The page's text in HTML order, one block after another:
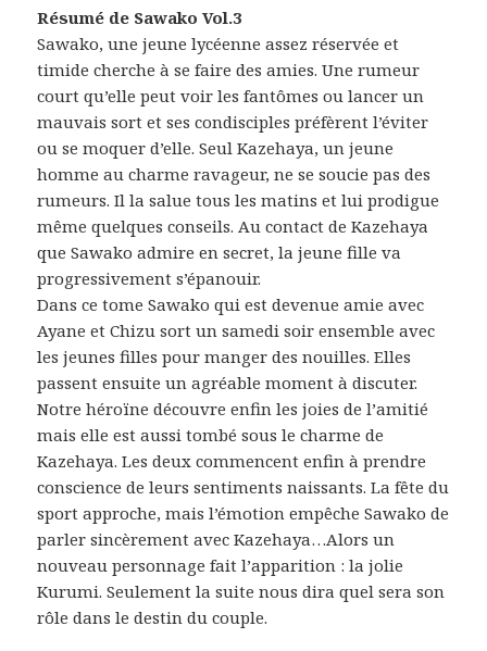
Résumé de Sawako Vol.3
Sawako, une jeune lycéenne assez réservée et
timide cherche à se faire des amies. Une rumeur
court qu’elle peut voir les fantômes ou lancer un
mauvais sort et ses condisciples préfèrent l’éviter
ou se moquer d’elle. Seul Kazehaya, un jeune
homme au charme ravageur, ne se soucie pas des
rumeurs. Il la salue tous les matins et lui prodigue
même quelques conseils. Au contact de Kazehaya
que Sawako admire en secret, la jeune fille va
progressivement s’épanouir.
Dans ce tome Sawako qui est devenue amie avec
Ayane et Chizu sort un samedi soir ensemble avec
les jeunes filles pour manger des nouilles. Elles
passent ensuite un agréable moment à discuter.
Notre héroïne découvre enfin les joies de l’amitié
mais elle est aussi tombé sous le charme de
Kazehaya. Les deux commencent enfin à prendre
conscience de leurs sentiments naissants. La fête du
sport approche, mais l’émotion empêche Sawako de
parler sincèrement avec Kazehaya…Alors un
nouveau personnage fait l’apparition : la jolie
Kurumi. Seulement la suite nous dira quel sera son
rôle dans le destin du couple.